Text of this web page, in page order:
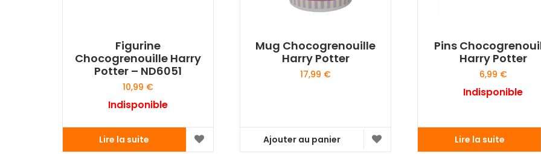
Figurine
Chocogrenouille Harry
Potter – ND6051
10,99 €
Indisponible
Lire la suite
Mug Chocogrenouille
Harry Potter
17,99 €
Ajouter au panier
Pins
Harry Potter
6,99 €
Indisponible
Lire la suite